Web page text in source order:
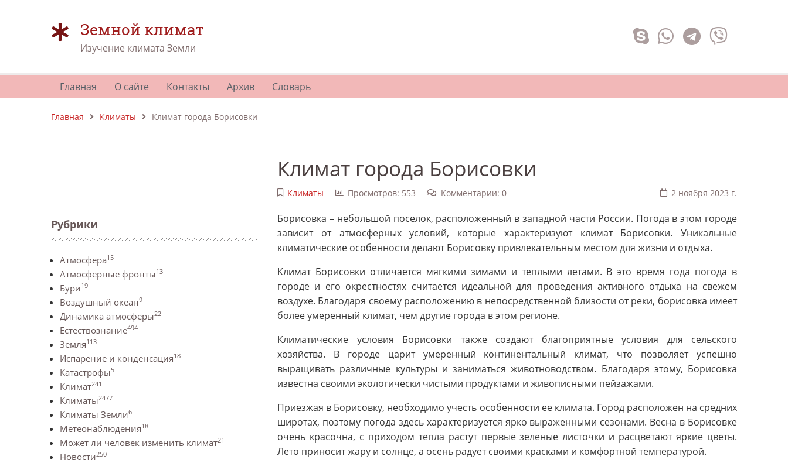
Земной климат
Изучение климата Земли
Главная О сайте Контакты Архив Словарь
Главная Климаты Климат города Борисовки
Рубрики
Атмосфера15
Атмосферные фронты13
Бури19
Воздушный океан9
Динамика атмосферы22
Естествознание494
Земля113
Испарение и конденсация18
Катастрофы5
Климат241
Климаты2477
Климаты Земли6
Метеонаблюдения18
Может ли человек изменить климат21
Новости250
Климат города Борисовки
Климаты Просмотров: 553 Комментарии: 0 2 ноября 2023 г.
Борисовка – небольшой поселок, расположенный в западной части России. Погода в этом городе
зависит от атмосферных условий, которые характеризуют климат Борисовки. Уникальные
климатические особенности делают Борисовку привлекательным местом для жизни и отдыха.
Климат Борисовки отличается мягкими зимами и теплыми летами. В это время года погода в
городе и его окрестностях считается идеальной для проведения активного отдыха на свежем
воздухе. Благодаря своему расположению в непосредственной близости от реки, борисовка имеет
более умеренный климат, чем другие города в этом регионе.
Климатические условия Борисовки также создают благоприятные условия для сельского
хозяйства. В городе царит умеренный континентальный климат, что позволяет успешно
выращивать различные культуры и заниматься животноводством. Благодаря этому, Борисовка
известна своими экологически чистыми продуктами и живописными пейзажами.
Приезжая в Борисовку, необходимо учесть особенности ее климата. Город расположен на средних
широтах, поэтому погода здесь характеризуется ярко выраженными сезонами. Весна в Борисовке
очень красочна, с приходом тепла растут первые зеленые листочки и расцветают яркие цветы.
Лето приносит жару и солнце, а осень радует своими красками и комфортной температурой.